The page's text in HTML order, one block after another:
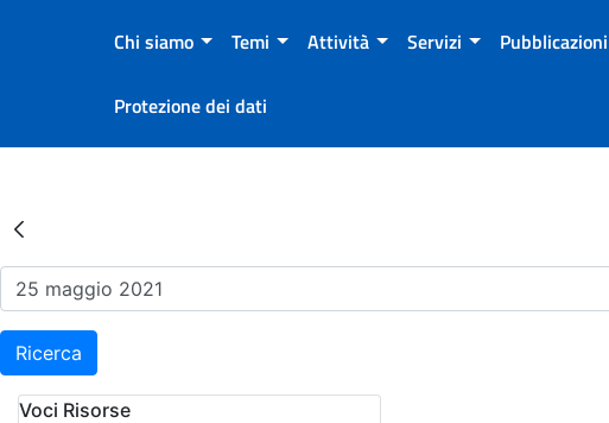
Chi siamo Temi Attività Servizi Pubblicazioni
Protezione dei dati
Risultati della Ricerca - Eventi
Ricerca
Voci Risorse